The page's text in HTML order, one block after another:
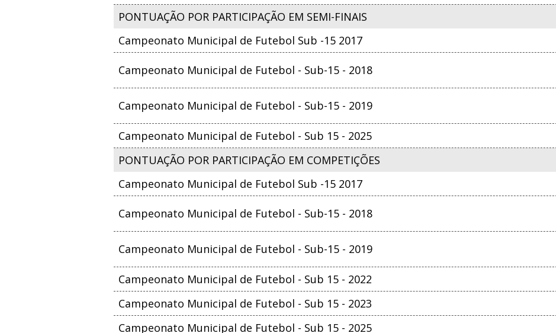
PONTUAÇÃO POR PARTICIPAÇÃO EM SEMI-FINAIS
Campeonato Municipal de Futebol Sub -15 2017
Campeonato Municipal de Futebol - Sub-15 - 2018
Campeonato Municipal de Futebol - Sub-15 - 2019
Campeonato Municipal de Futebol - Sub 15 - 2025
PONTUAÇÃO POR PARTICIPAÇÃO EM COMPETIÇÕES
Campeonato Municipal de Futebol Sub -15 2017
Campeonato Municipal de Futebol - Sub-15 - 2018
Campeonato Municipal de Futebol - Sub-15 - 2019
Campeonato Municipal de Futebol - Sub 15 - 2022
Campeonato Municipal de Futebol - Sub 15 - 2023
Campeonato Municipal de Futebol - Sub 15 - 2025